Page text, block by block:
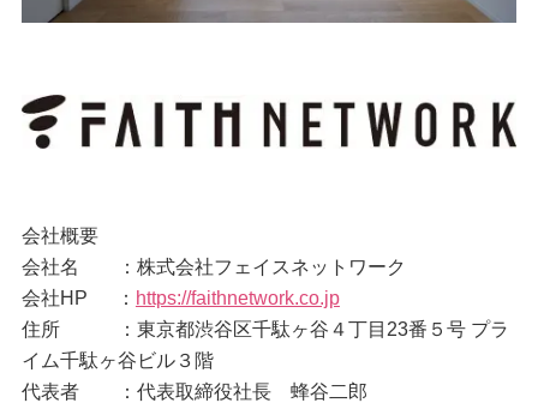
会社概要
会社名 ：株式会社フェイスネットワーク
会社HP ： https://faithnetwork.co.jp
住所 ：東京都渋谷区千駄ヶ谷４丁目23番５号 プラ
イム千駄ヶ谷ビル３階
代表者 ：代表取締役社長 蜂谷二郎